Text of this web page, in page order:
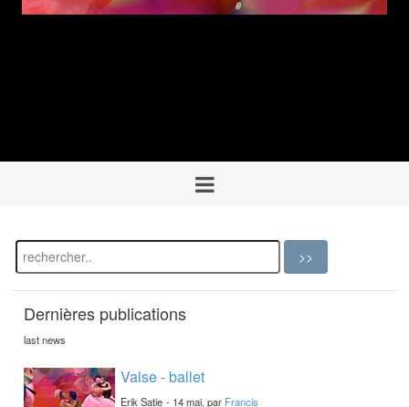
Dernières publications
last news
Valse - ballet
Erik Satie - 14 mai, par Francis